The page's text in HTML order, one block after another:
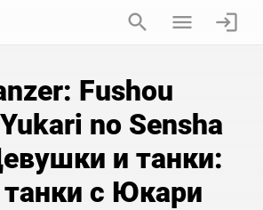
Fushou
no Sensha
и танки:
с Юкари